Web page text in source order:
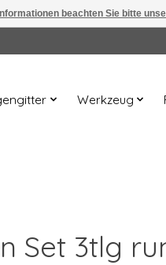
Werkzeug
Set 3tlg
beachten Sie bitte